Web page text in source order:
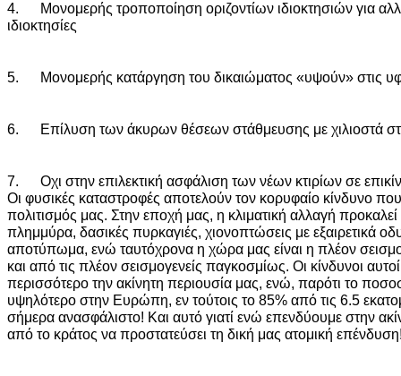
4. Μονομερής τροποποίηση οριζοντίων ιδιοκτησιών για
ιδιοκτησίες
5. Μονομερής κατάργηση του δικαιώματος «υψούν» στις
6. Επίλυση των άκυρων θέσεων στάθμευσης με χιλιοστά
7. Οχι στην επιλεκτική ασφάλιση των νέων κτιρίων σε
Οι φυσικές καταστροφές αποτελούν τον κορυφαίο κίνδυνο
πολιτισμός μας. Στην εποχή μας, η κλιματική αλλαγή
πλημμύρα, δασικές πυρκαγιές, χιονοπτώσεις με εξαιρετικά
αποτύπωμα, ενώ ταυτόχρονα η χώρα μας είναι η πλέον
και από τις πλέον σεισμογενείς παγκοσμίως. Οι κίνδυνοι
περισσότερο την ακίνητη περιουσία μας, ενώ, παρότι το
υψηλότερο στην Ευρώπη, εν τούτοις το 85% από τις 6.5
σήμερα ανασφάλιστο! Και αυτό γιατί ενώ επενδύουμε στην
από το κράτος να προστατεύσει τη δική μας ατομική